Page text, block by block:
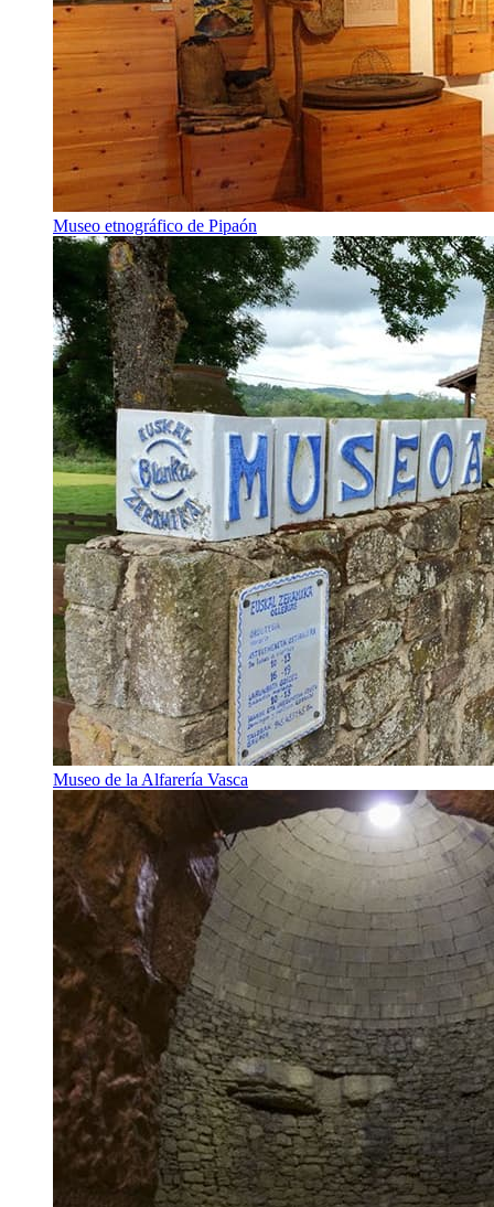
Museo etnográfico de Pipaón
Museo de la Alfarería Vasca